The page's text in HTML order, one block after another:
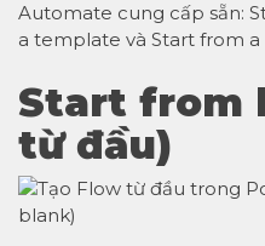
Automate cung cấp sẵn:
a template và Start from
Start from
từ đầu)